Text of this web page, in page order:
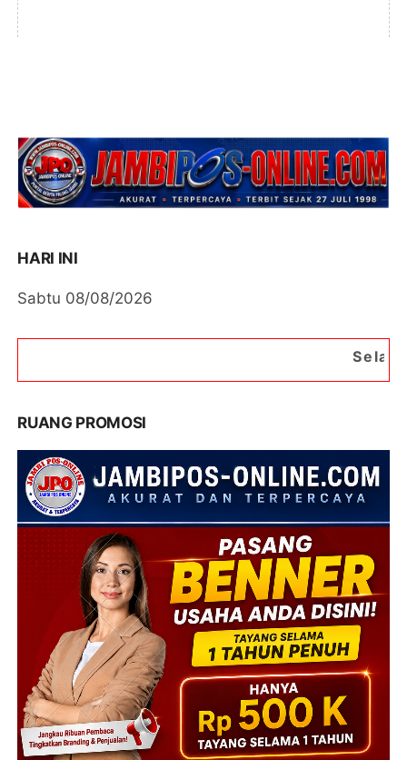
HARI INI
Sabtu 08/08/2026
Selamat Datang di
RUANG PROMOSI